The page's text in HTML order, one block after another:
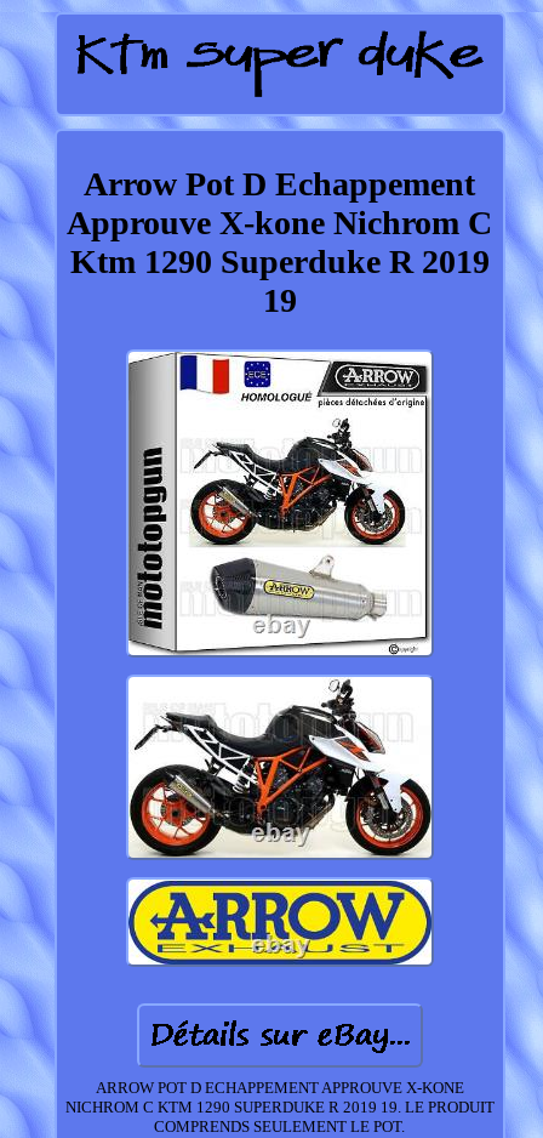
Arrow Pot D Echappement
Approuve X-kone Nichrom C
Ktm 1290 Superduke R 2019
19
ARROW POT D ECHAPPEMENT APPROUVE X-KONE
NICHROM C KTM 1290 SUPERDUKE R 2019 19. LE PRODUIT
COMPRENDS SEULEMENT LE POT.